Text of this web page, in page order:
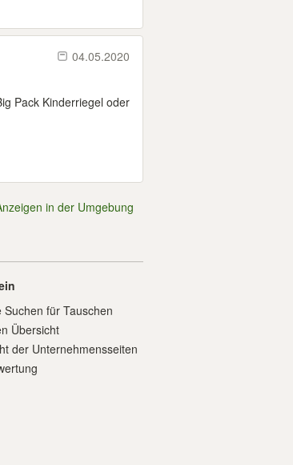
04.05.2020
Pack Kinderriegel oder
in der Umgebung
Suchen für Tauschen
Übersicht
der Unternehmensseiten